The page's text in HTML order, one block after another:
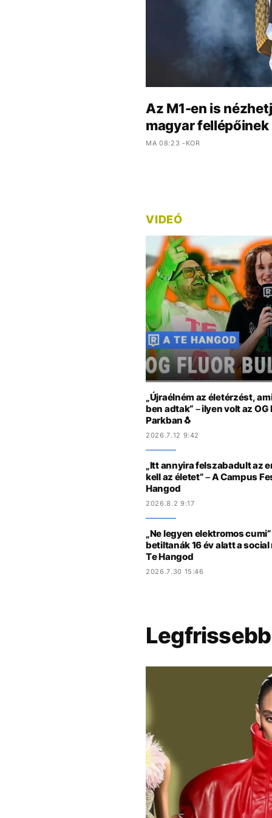
Az M1-en is
magyar
MA 08:23 -KOR
VIDEÓ
„Újraélném az életérzést,
ben adtak“ – ilyen volt az
Parkban🐧
2026.7.12 9:42
„Itt annyira felszabadult az
kell az életet” – A Campus
Hangod
2026.8.2 9:17
„Ne legyen elektromos
betiltanák 16 év alatt a
Te Hangod
2026.7.30 15:46
Legfrissebb